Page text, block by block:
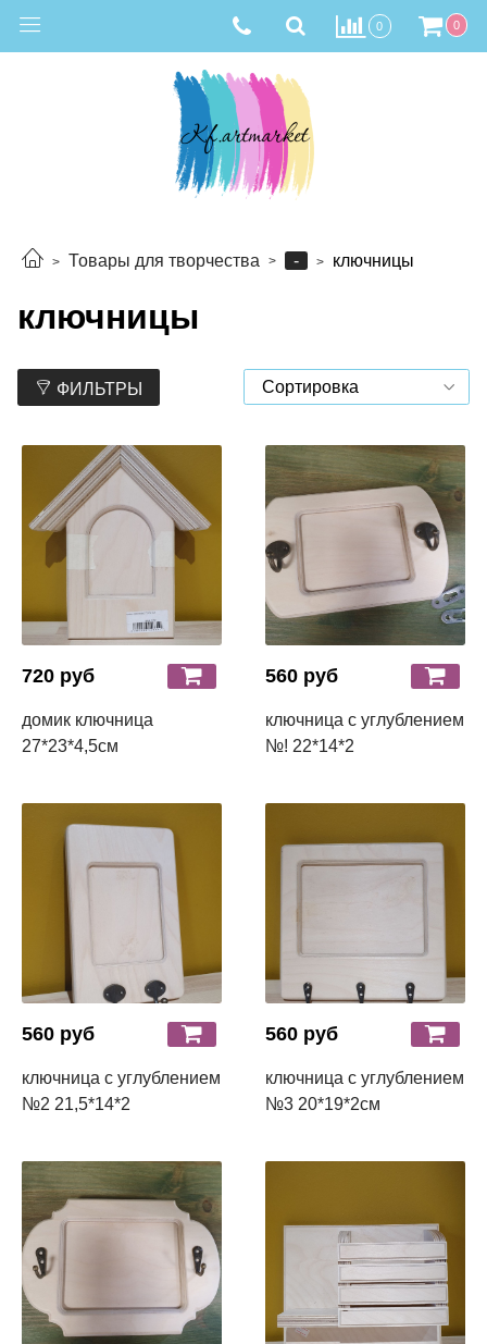
0 0
Товары для творчества - ключницы
ключницы
ФИЛЬТРЫ
720 руб
домик ключница
27*23*4,5см
560 руб
ключница с углублением
№! 22*14*2
560 руб
ключница с углублением
№2 21,5*14*2
560 руб
ключница с углублением
№3 20*19*2см